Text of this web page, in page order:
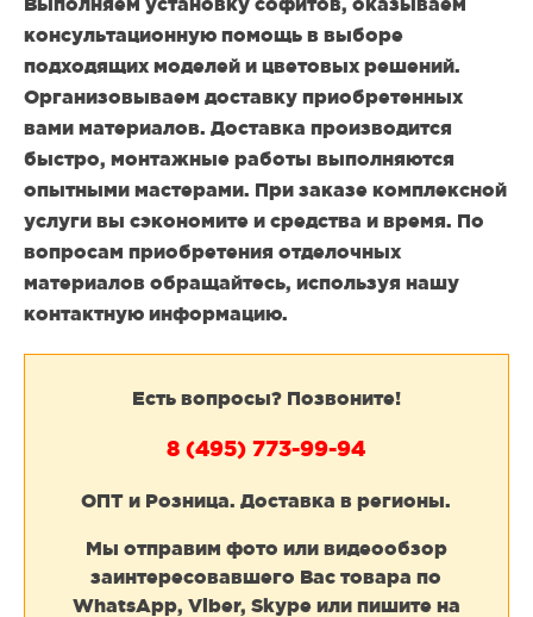
консультационную помощь в выборе
подходящих моделей и цветовых решений.
Организовываем доставку приобретенных
вами материалов. Доставка производится
быстро, монтажные работы выполняются
опытными мастерами. При заказе комплексной
услуги вы сэкономите и средства и время. По
вопросам приобретения отделочных
материалов обращайтесь, используя нашу
контактную информацию.
Есть вопросы? Позвоните!
8 (495) 773-99-94
ОПТ и Розница. Доставка в регионы.
Мы отправим фото или видеообзор
заинтересовавшего Вас товара по
WhatsApp, Viber, Skype или пишите на